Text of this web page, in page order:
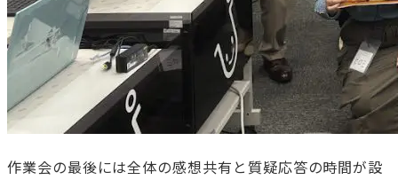
作業会の最後には全体の感想共有と質疑応答の時間が設